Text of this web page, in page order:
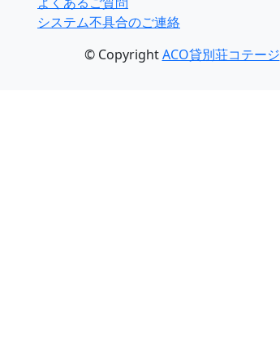
システム不具合のご連絡
© CopyrightACO貸別荘コテージ